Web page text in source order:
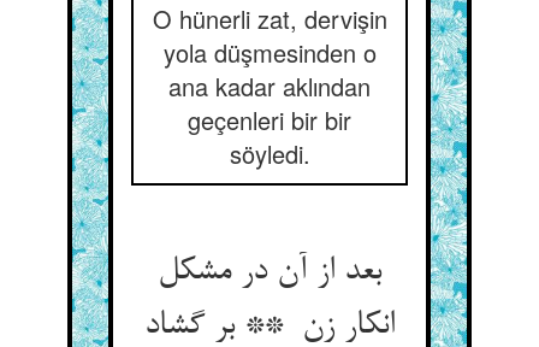
O hünerli zat, dervişin
yola düşmesinden o
ana kadar aklından
geçenleri bir bir
söyledi.
بعد از آن در مشکل
انکار زن ** بر گشاد